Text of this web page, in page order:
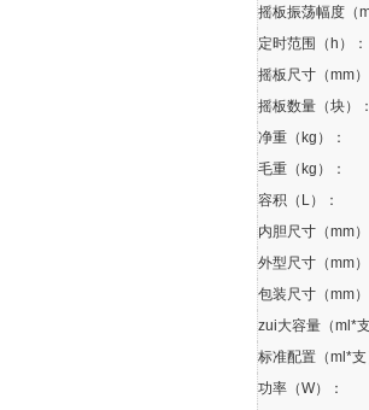
摇板振荡幅度（
定时范围（h）：
摇板尺寸（mm
摇板数量（块）
净重（kg）：
毛重（kg）：
容积（L）：
内胆尺寸（mm
外型尺寸（mm
包装尺寸（mm
zui大容量（ml*
标准配置（ml*
功率（W）：